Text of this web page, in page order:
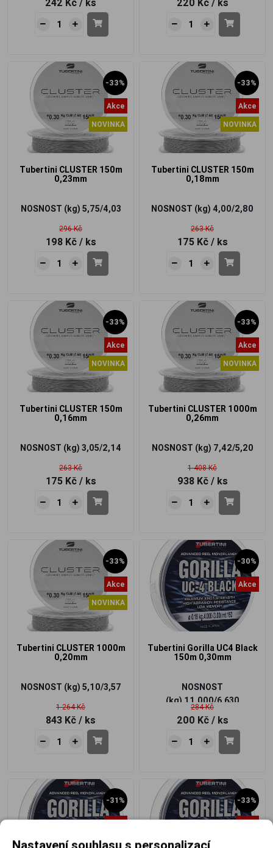
-33%
Akce
NOVINKA
Tubertini CLUSTER 150m
0,23mm
NOSNOST (kg) 5,75/4,03
296 Kč
198 Kč / ks
-33%
Akce
NOVINKA
Tubertini CLUSTER 150m
0,18mm
NOSNOST (kg) 4,00/2,80
263 Kč
175 Kč / ks
-33%
Akce
NOVINKA
Tubertini CLUSTER 150m
0,16mm
NOSNOST (kg) 3,05/2,14
263 Kč
175 Kč / ks
-33%
Akce
NOVINKA
Tubertini CLUSTER 1000m
0,26mm
NOSNOST (kg) 7,42/5,20
1 408 Kč
938 Kč / ks
-33%
Akce
NOVINKA
Tubertini CLUSTER 1000m
0,20mm
NOSNOST (kg) 5,10/3,57
1 264 Kč
843 Kč / ks
-30%
Akce
Tubertini Gorilla UC4 Black
150m 0,30mm
NOSNOST
(kg) 11,000/6,630
284 Kč
200 Kč / ks
-31% -33%
Nastavení souhlasu s personalizací